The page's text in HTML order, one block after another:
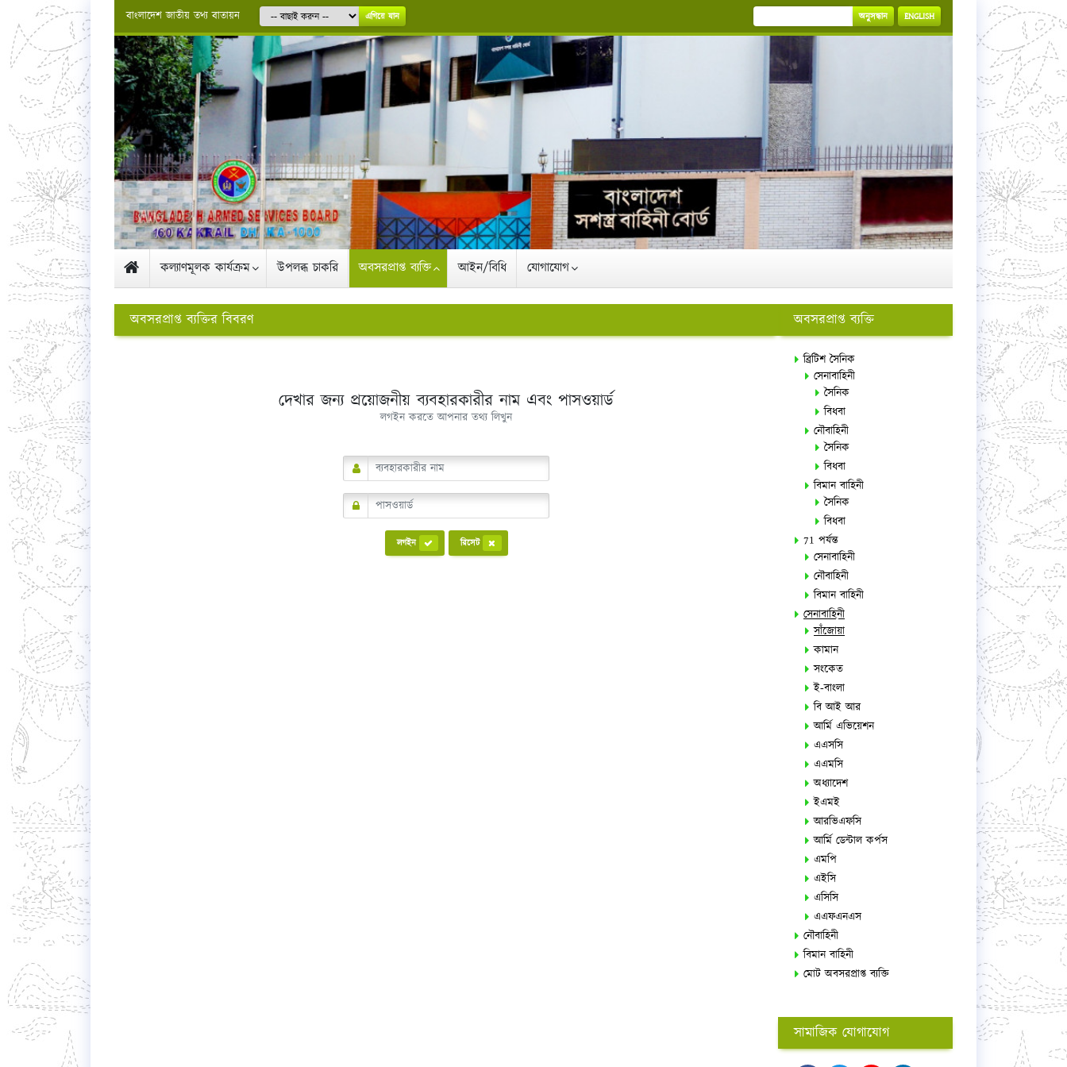
বাংলাদেশ জাতীয় তথ্য বাতায়ন এগিয়ে যান অনুসন্ধান ENGLISH
কল্যাণমূলক কার্যক্রম উপলব্ধ চাকরি অবসরপ্রাপ্ত ব্যক্তি আইন/বিধি যোগাযোগ
অবসরপ্রাপ্ত ব্যক্তির বিবরণ
দেখার জন্য প্রয়োজনীয় ব্যবহারকারীর নাম এবং পাসওয়ার্ড
লগইন করতে আপনার তথ্য লিখুন
লগইন রিসেট
অবসরপ্রাপ্ত ব্যক্তি
ব্রিটিশ সৈনিক
সেনাবাহিনী
সৈনিক
বিধবা
নৌবাহিনী
সৈনিক
বিধবা
বিমান বাহিনী
সৈনিক
বিধবা
71 পর্যন্ত
সেনাবাহিনী
নৌবাহিনী
বিমান বাহিনী
সেনাবাহিনী
সাঁজোয়া
কামান
সংকেত
ই-বাংলা
বি আই আর
আর্মি এভিয়েশন
এএসসি
এএমসি
অধ্যাদেশ
ইএমই
আরভিএফসি
আর্মি ডেন্টাল কর্পস
এমপি
এইসি
এসিসি
এএফএনএস
নৌবাহিনী
বিমান বাহিনী
মোট অবসরপ্রাপ্ত ব্যক্তি
সামাজিক যোগাযোগ